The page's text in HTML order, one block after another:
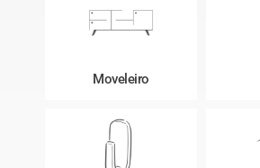
Moveleiro